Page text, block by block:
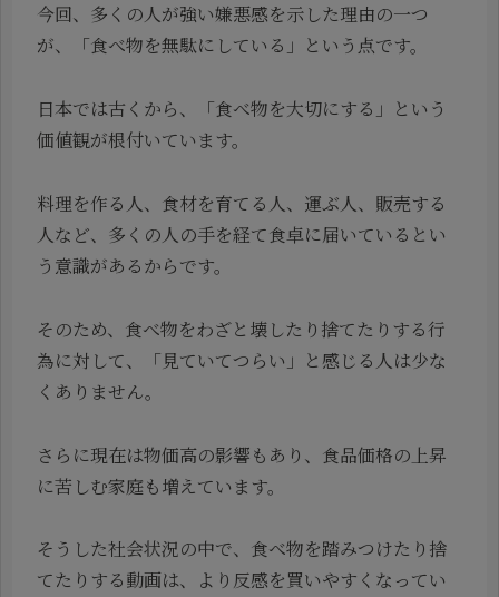
今回、多くの人が強い嫌悪感を示した理由の一つ
が、「食べ物を無駄にしている」という点です。
日本では古くから、「食べ物を大切にする」という
価値観が根付いています。
料理を作る人、食材を育てる人、運ぶ人、販売する
人など、多くの人の手を経て食卓に届いているとい
う意識があるからです。
そのため、食べ物をわざと壊したり捨てたりする行
為に対して、「見ていてつらい」と感じる人は少な
くありません。
さらに現在は物価高の影響もあり、食品価格の上昇
に苦しむ家庭も増えています。
そうした社会状況の中で、食べ物を踏みつけたり捨
てたりする動画は、より反感を買いやすくなってい